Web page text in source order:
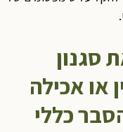
סגנון
או אכילה
כללי